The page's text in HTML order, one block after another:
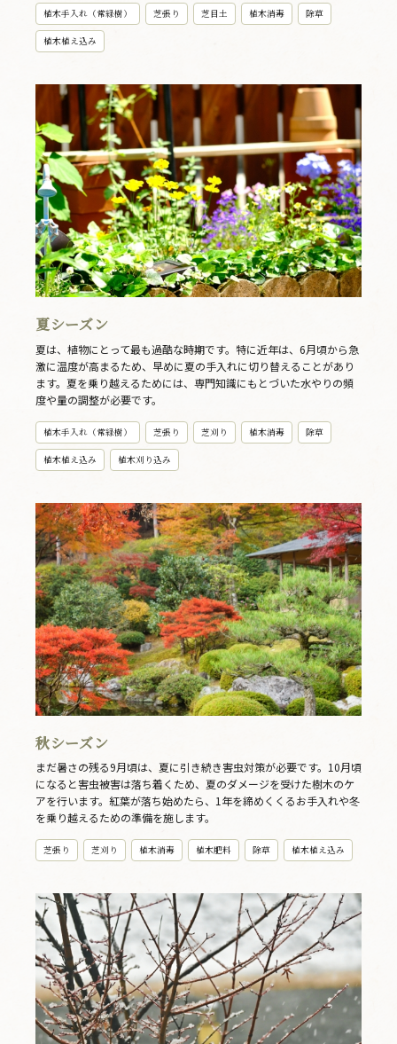
植木手入れ（常緑樹） 芝張り 芝目土 植木消毒 除草
植木植え込み
夏シーズン
夏は、植物にとって最も過酷な時期です。特に近年は、6月頃から急
激に温度が高まるため、早めに夏の手入れに切り替えることがあり
ます。夏を乗り越えるためには、専門知識にもとづいた水やりの頻
度や量の調整が必要です。
植木手入れ（常緑樹） 芝張り 芝刈り 植木消毒 除草
植木植え込み 植木刈り込み
秋シーズン
まだ暑さの残る9月頃は、夏に引き続き害虫対策が必要です。10月頃
になると害虫被害は落ち着くため、夏のダメージを受けた樹木のケ
アを行います。紅葉が落ち始めたら、1年を締めくくるお手入れや冬
を乗り越えるための準備を施します。
芝張り 芝刈り 植木消毒 植木肥料 除草 植木植え込み